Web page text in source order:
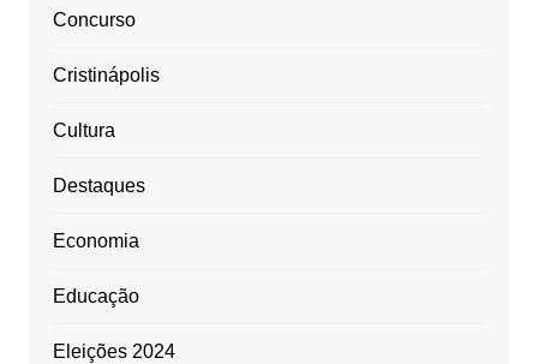
Concurso
Cristinápolis
Cultura
Destaques
Economia
Educação
Eleições 2024